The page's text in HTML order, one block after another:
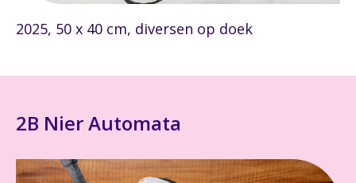
2025, 50 x 40 cm, diversen op doek
2B Nier Automata